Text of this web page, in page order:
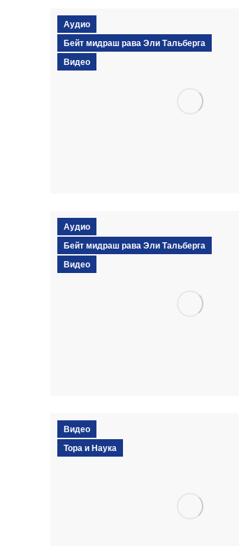
Аудио
Бейт мидраш рава Эли Тальберга
Видео
Аудио
Бейт мидраш рава Эли Тальберга
Видео
Видео
Тора и Наука